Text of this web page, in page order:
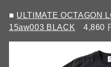
■ ULTIMATE OCTAGON
15aw003 BLACK 4,860